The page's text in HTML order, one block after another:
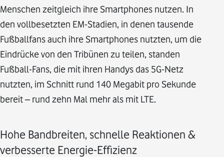
Menschen zeitgleich ihre Smartphones nutzen. In
den vollbesetzten EM-Stadien, in denen tausende
Fußballfans auch ihre Smartphones nutzten, um die
Eindrücke von den Tribünen zu teilen, standen
Fußball-Fans, die mit ihren Handys das 5G-Netz
nutzten, im Schnitt rund 140 Megabit pro Sekunde
bereit – rund zehn Mal mehr als mit LTE.
Hohe Bandbreiten, schnelle Reaktionen &
verbesserte Energie-Effizienz